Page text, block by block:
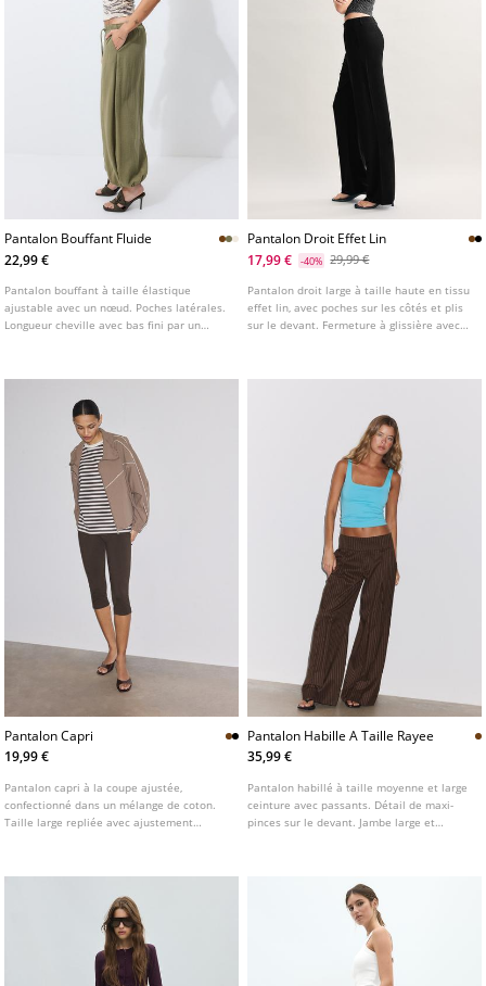
Pantalon Bouffant Fluide
22,99 €
Pantalon bouffant à taille élastique
ajustable avec un nœud. Poches latérales.
Longueur cheville avec bas fini par un
Pantalon Droit Effet Lin
17,99 €
-40% 29,99 €
Pantalon droit large à taille haute en tissu
effet lin, avec poches sur les côtés et plis
sur le devant. Fermeture à glissière avec
Pantalon Capri
19,99 €
Pantalon capri à la coupe ajustée,
confectionné dans un mélange de coton.
Taille large repliée avec ajustement
Pantalon Habille A Taille Rayee
35,99 €
Pantalon habillé à taille moyenne et large
ceinture avec passants. Détail de maxi-
pinces sur le devant. Jambe large et